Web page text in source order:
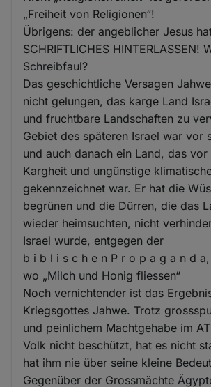
„Freiheit von Religionen“!
Übrigens: der angeblicher Jesus
SCHRIFTLICHES HINTERLASSEN!
Schreibfaul?
Das geschichtliche Versagen
nicht gelungen, das karge Land
und fruchtbare Landschaften zu
Gebiet des späteren Israel war vor
und auch danach ein Land, das
Kargheit und ungünstige
gekennzeichnet war. Er hat die
begrünen und die Dürren, die das
wieder heimsuchten, nicht
Israel wurde, entgegen der
b i b l i s c h e n P r o p a g a n d
wo „Milch und Honig fliessen“
Noch vernichtender ist das
Kriegsgottes Jahwe. Trotz
und peinlichem Machtgehabe im
Volk nicht beschützt, hat es nicht
hat ihm nie über seine kleine
Gegenüber der Grossmächte